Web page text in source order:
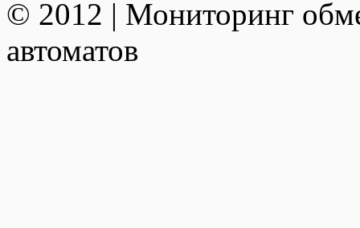
© 2012 | Мониторинг
автоматов